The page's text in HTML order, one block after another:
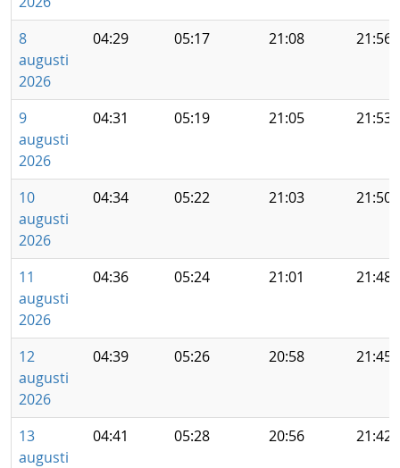
8
augusti
2026
04:29 05:17 21:08 21:56
9
augusti
2026
04:31 05:19 21:05 21:53
10
augusti
2026
04:34 05:22 21:03 21:50
11
augusti
2026
04:36 05:24 21:01 21:48
12
augusti
2026
04:39 05:26 20:58 21:45
13
augusti
04:41 05:28 20:56 21:42